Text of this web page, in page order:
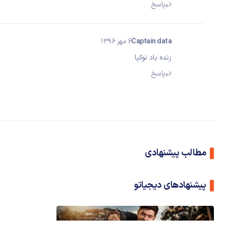
پاسخ
Captain data6 مهر 1396
زنده باد نوکیا
پاسخ
مطالب پیشنهادی
پیشنهادهای دیجیاتو